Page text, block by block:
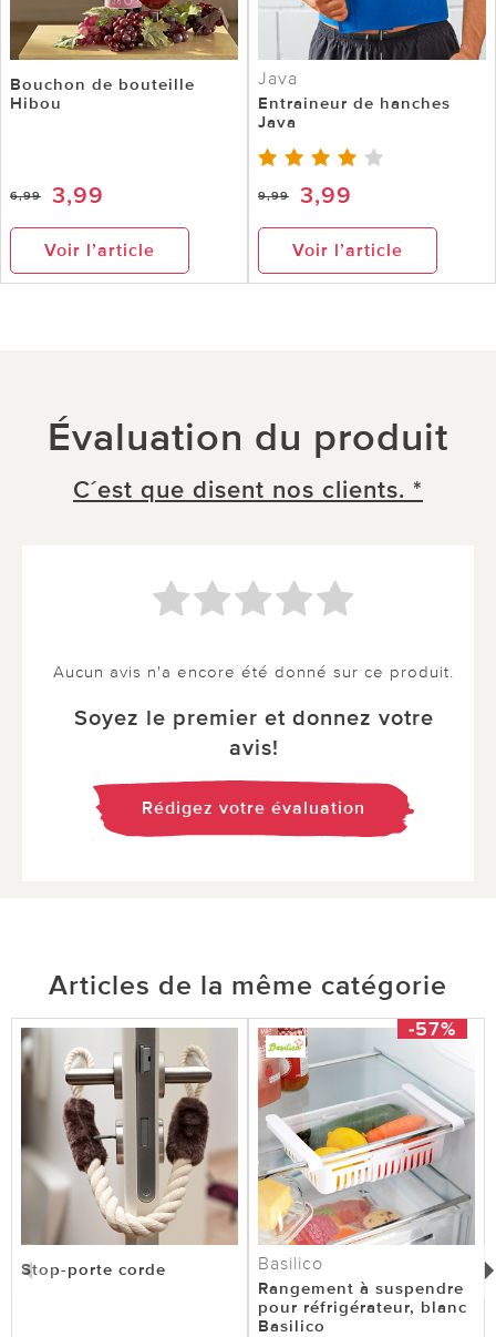
Bouchon de bouteille
Hibou
6,99 3,99
Voir l’article
Java
Entraineur de hanches
Java
9,99 3,99
Voir l’article
Évaluation du produit
C´est que disent nos clients. *
Aucun avis n'a encore été donné sur ce produit.
Soyez le premier et donnez votre
avis!
Rédigez votre évaluation
Articles de la même catégorie
Stop-porte corde
-57%
Basilico
Rangement à suspendre
pour réfrigérateur, blanc
Basilico